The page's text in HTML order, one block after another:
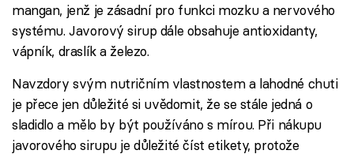
mangan, jenž je zásadní pro funkci mozku a nervového
systému. Javorový sirup dále obsahuje antioxidanty,
vápník, draslík a železo.
Navzdory svým nutričním vlastnostem a lahodné chuti
je přece jen důležité si uvědomit, že se stále jedná o
sladidlo a mělo by být používáno s mírou. Při nákupu
javorového sirupu je důležité číst etikety, protože